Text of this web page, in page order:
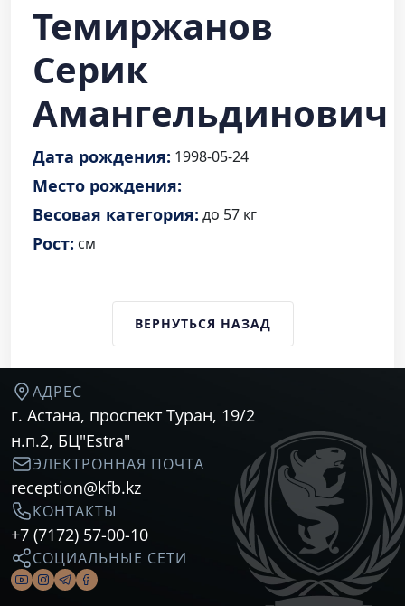
Темиржанов
Серик
Амангельдинович
Дата рождения: 1998-05-24
Место рождения:
Весовая категория: до 57 кг
Рост: см
ВЕРНУТЬСЯ НАЗАД
АДРЕС
г. Астана, проспект Туран, 19/2
н.п.2, БЦ"Estra"
ЭЛЕКТРОННАЯ ПОЧТА
reception@kfb.kz
КОНТАКТЫ
+7 (7172) 57-00-10
CОЦИАЛЬНЫЕ СЕТИ